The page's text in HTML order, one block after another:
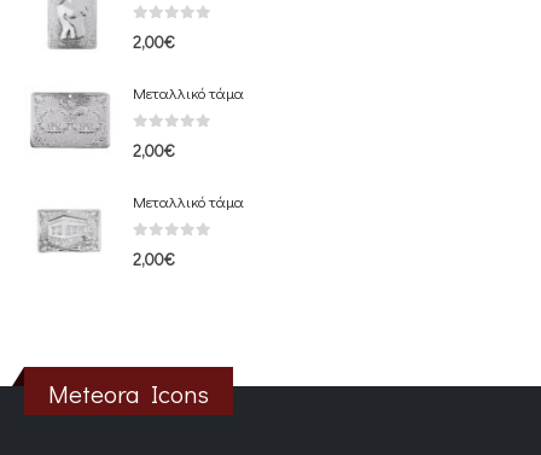
2,00€
Μεταλλικό τάμα
2,00€
Μεταλλικό τάμα
2,00€
Meteora Icons